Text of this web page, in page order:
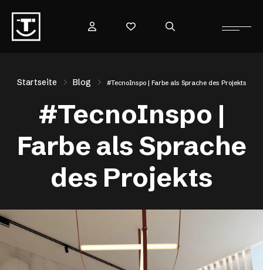
Startseite Blog #TecnoInspo | Farbe als Sprache des Projekts
#TecnoInspo |
Farbe als Sprache
des Projekts